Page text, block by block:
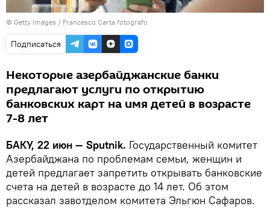
© Getty Images / Francesco Carta fotografo
Подписаться
Некоторые азербайджанские банки
предлагают услуги по открытию
банковских карт на имя детей в возрасте
7-8 лет
БАКУ, 22 июн — Sputnik. Государственный комитет
Азербайджана по проблемам семьи, женщин и
детей предлагает запретить открывать банковские
счета на детей в возрасте до 14 лет. Об этом
рассказал завотделом комитета Эльгюн Сафаров.